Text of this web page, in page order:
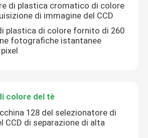
colore della cinghia
colore di cereale
di plastica cromatico di colore
di immagine del CCD
plastica di colore fornito di 260
fotografiche istantanee
colore del tè
128 del selezionatore di
CCD di separazione di alta